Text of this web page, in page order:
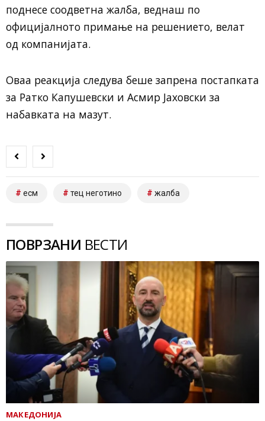
поднесе соодветна жалба, веднаш по
официјалното примање на решението, велат
од компанијата.
Оваа реакција следува беше запрена постапката
за Ратко Капушевски и Асмир Јаховски за
набавката на мазут.
есм тец неготино жалба
ПОВРЗАНИ ВЕСТИ
МАКЕДОНИЈА